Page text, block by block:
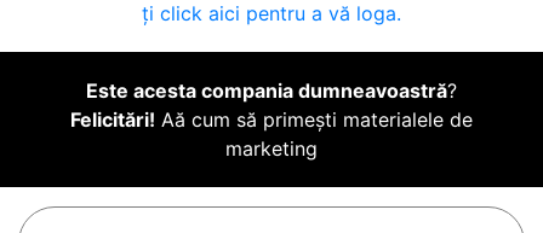
ți click aici pentru a vă loga.
Este acesta compania dumneavoastră?
Felicitări! Aă cum să primești materialele de
marketing